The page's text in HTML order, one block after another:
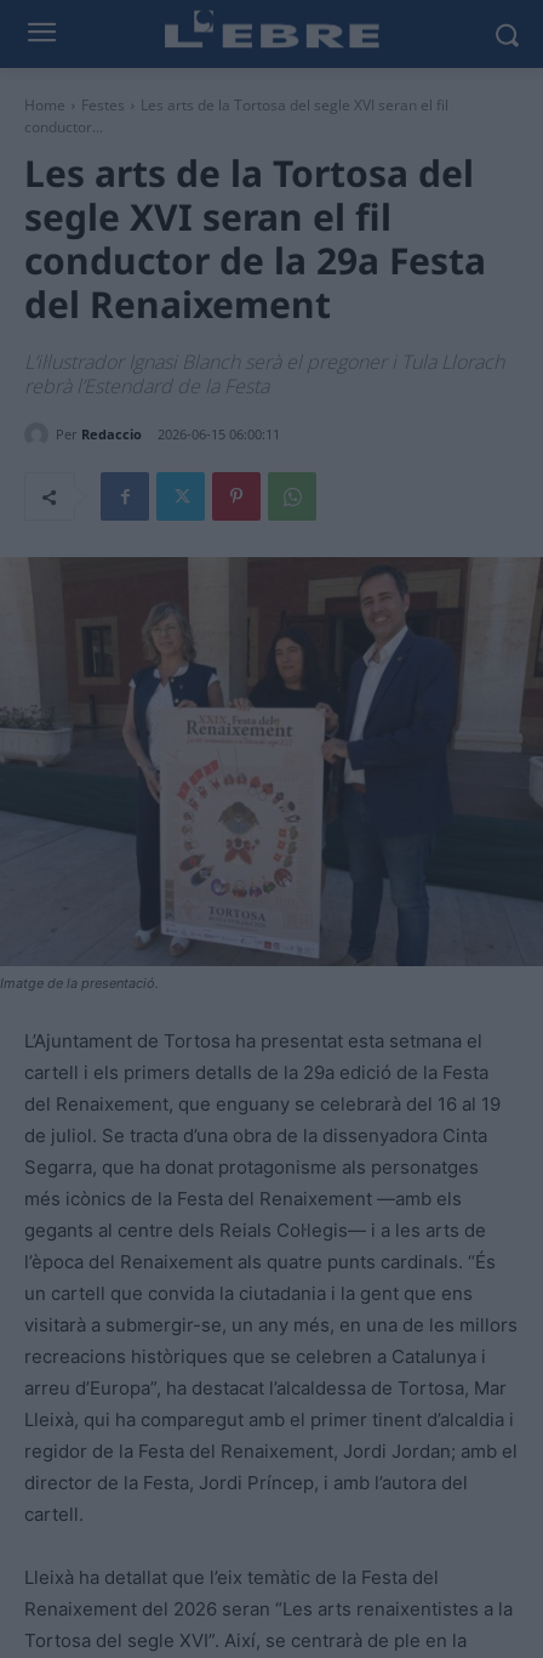
Home Festes
Les arts de la Tortosa del segle XVI seran el fil
conductor...
Les arts de la Tortosa del
segle XVI seran el fil
conductor de la 29a Festa
del Renaixement
L’il·lustrador Ignasi Blanch serà el pregoner i Tula Llorach
rebrà l’Estendard de la Festa
Per Redaccio 2026-06-15 06:00:11
Imatge de la presentació.
L’Ajuntament de Tortosa ha presentat esta setmana el
cartell i els primers detalls de la 29a edició de la Festa
del Renaixement, que enguany se celebrarà del 16 al 19
de juliol. Se tracta d’una obra de la dissenyadora Cinta
Segarra, que ha donat protagonisme als personatges
més icònics de la Festa del Renaixement —amb els
gegants al centre dels Reials Col·legis— i a les arts de
l’època del Renaixement als quatre punts cardinals. “És
un cartell que convida la ciutadania i la gent que ens
visitarà a submergir-se, un any més, en una de les millors
recreacions històriques que se celebren a Catalunya i
arreu d’Europa”, ha destacat l’alcaldessa de Tortosa, Mar
Lleixà, qui ha comparegut amb el primer tinent d’alcaldia i
regidor de la Festa del Renaixement, Jordi Jordan; amb el
director de la Festa, Jordi Príncep, i amb l’autora del
cartell.
Lleixà ha detallat que l’eix temàtic de la Festa del
Renaixement del 2026 seran “Les arts renaixentistes a la
Tortosa del segle XVI”. Així, se centrarà de ple en la